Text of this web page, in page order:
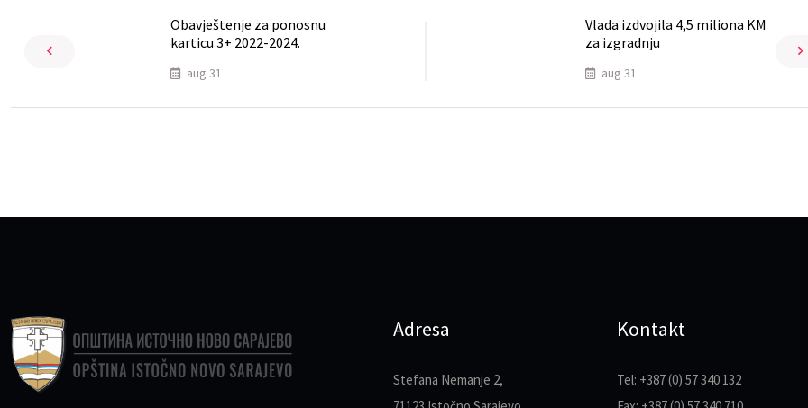
Obavještenje za ponosnu
karticu 3+ 2022-2024.
aug 31
Vlada izdvojila 4,5 miliona KM
za izgradnju
aug 31
Adresa
Stefana Nemanje 2,
Kontakt
Tel: +387 (0) 57 340 132